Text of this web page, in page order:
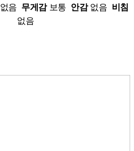
없음 무게감보통 안감없음 비침
없음